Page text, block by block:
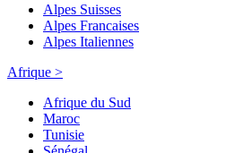
Alpes Suisses
Alpes Francaises
Alpes Italiennes
Afrique >
Afrique du Sud
Maroc
Tunisie